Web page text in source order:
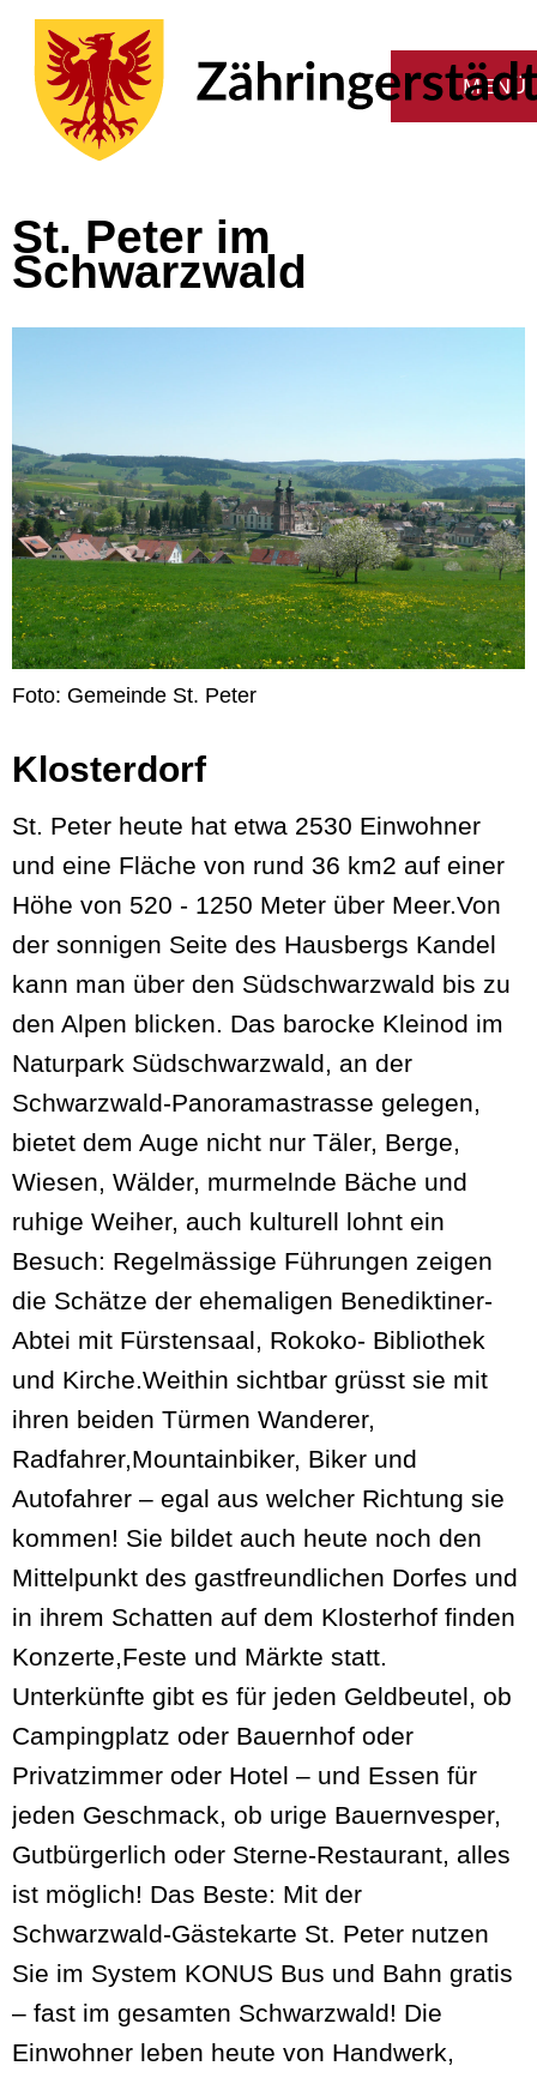
St. Peter im
Schwarzwald
Foto: Gemeinde St. Peter
Klosterdorf
St. Peter heute hat etwa 2530 Einwohner
und eine Fläche von rund 36 km2 auf einer
Höhe von 520 - 1250 Meter über Meer.Von
der sonnigen Seite des Hausbergs Kandel
kann man über den Südschwarzwald bis zu
den Alpen blicken. Das barocke Kleinod im
Naturpark Südschwarzwald, an der
Schwarzwald-Panoramastrasse gelegen,
bietet dem Auge nicht nur Täler, Berge,
Wiesen, Wälder, murmelnde Bäche und
ruhige Weiher, auch kulturell lohnt ein
Besuch: Regelmässige Führungen zeigen
die Schätze der ehemaligen Benediktiner-
Abtei mit Fürstensaal, Rokoko- Bibliothek
und Kirche.Weithin sichtbar grüsst sie mit
ihren beiden Türmen Wanderer,
Radfahrer,Mountainbiker, Biker und
Autofahrer – egal aus welcher Richtung sie
kommen! Sie bildet auch heute noch den
Mittelpunkt des gastfreundlichen Dorfes und
in ihrem Schatten auf dem Klosterhof finden
Konzerte,Feste und Märkte statt.
Unterkünfte gibt es für jeden Geldbeutel, ob
Campingplatz oder Bauernhof oder
Privatzimmer oder Hotel – und Essen für
jeden Geschmack, ob urige Bauernvesper,
Gutbürgerlich oder Sterne-Restaurant, alles
ist möglich! Das Beste: Mit der
Schwarzwald-Gästekarte St. Peter nutzen
Sie im System KONUS Bus und Bahn gratis
– fast im gesamten Schwarzwald! Die
Einwohner leben heute von Handwerk,